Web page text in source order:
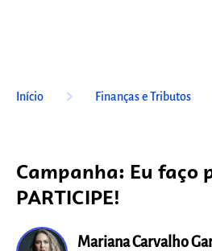
Início keyboard_arrow_right Finanças e Tributos
Campanha: Eu faço
PARTICIPE!
Mariana Carvalho